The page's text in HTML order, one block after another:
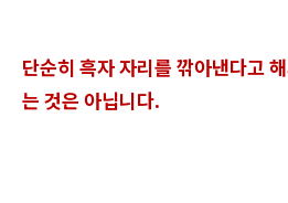
단순히 흑자 자리를 깎아낸다고
는 것은 아닙니다.